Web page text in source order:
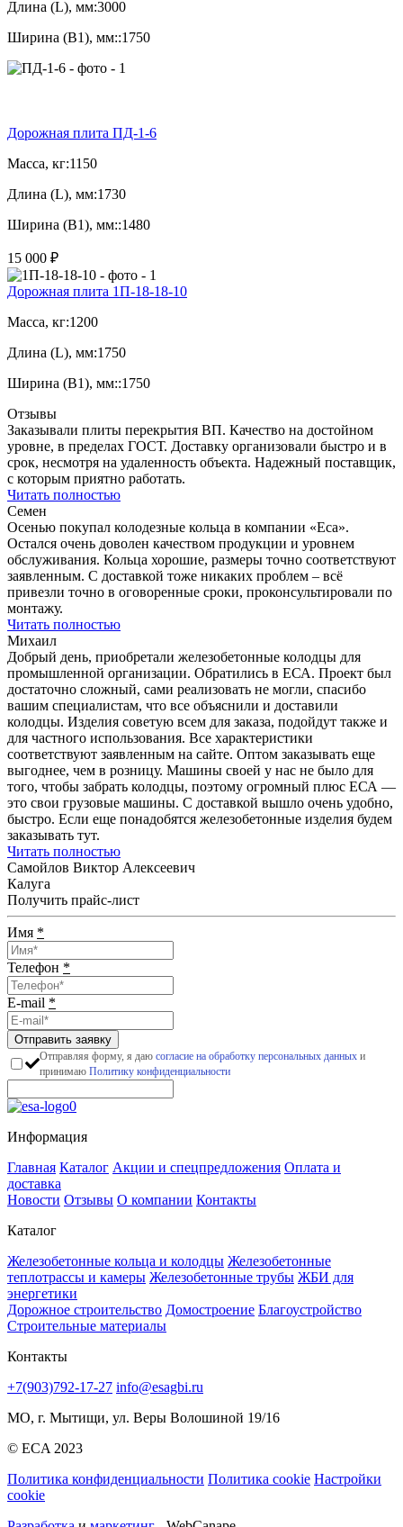
Длина (L), мм:3000
Ширина (B1), мм::1750
Дорожная плита ПД-1-6
Масса, кг:1150
Длина (L), мм:1730
Ширина (B1), мм::1480
15 000 ₽
Дорожная плита 1П-18-18-10
Масса, кг:1200
Длина (L), мм:1750
Ширина (B1), мм::1750
Отзывы
Заказывали плиты перекрытия ВП. Качество на достойном
уровне, в пределах ГОСТ. Доставку организовали быстро и в
срок, несмотря на удаленность объекта. Надежный поставщик,
с которым приятно работать.
Читать полностью
Семен
Осенью покупал колодезные кольца в компании «Еса».
Остался очень доволен качеством продукции и уровнем
обслуживания. Кольца хорошие, размеры точно соответствуют
заявленным. С доставкой тоже никаких проблем – всё
привезли точно в оговоренные сроки, проконсультировали по
монтажу.
Читать полностью
Михаил
Добрый день, приобретали железобетонные колодцы для
промышленной организации. Обратились в ЕСА. Проект был
достаточно сложный, сами реализовать не могли, спасибо
вашим специалистам, что все объяснили и доставили
колодцы. Изделия советую всем для заказа, подойдут также и
для частного использования. Все характеристики
соответствуют заявленным на сайте. Оптом заказывать еще
выгоднее, чем в розницу. Машины своей у нас не было для
того, чтобы забрать колодцы, поэтому огромный плюс ЕСА —
это свои грузовые машины. С доставкой вышло очень удобно,
быстро. Если еще понадобятся железобетонные изделия будем
заказывать тут.
Читать полностью
Самойлов Виктор Алексеевич
Калуга
Получить прайс-лист
Имя *
Телефон *
E-mail *
Отправить заявку
Отправляя форму, я даю согласие на обработку персональных данных и
принимаю Политику конфиденциальности
Информация
Главная Каталог Акции и спецпредложения Оплата и
доставка
Новости Отзывы О компании Контакты
Каталог
Железобетонные кольца и колодцы Железобетонные
теплотрассы и камеры Железобетонные трубы ЖБИ для
энергетики
Дорожное строительство Домостроение Благоустройство
Строительные материалы
Контакты
+7(903)792-17-27 info@esagbi.ru
МО, г. Мытищи, ул. Веры Волошиной 19/16
© ECA 2023
Политика конфиденциальности Политика cookie Настройки
cookie